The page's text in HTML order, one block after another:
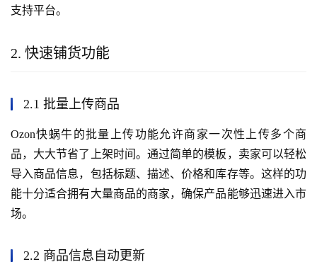
支持平台。
2. 快速铺货功能
2.1 批量上传商品
Ozon快蜗牛的批量上传功能允许商家一次性上传多个商
品，大大节省了上架时间。通过简单的模板，卖家可以轻松
导入商品信息，包括标题、描述、价格和库存等。这样的功
能十分适合拥有大量商品的商家，确保产品能够迅速进入市
场。
2.2 商品信息自动更新